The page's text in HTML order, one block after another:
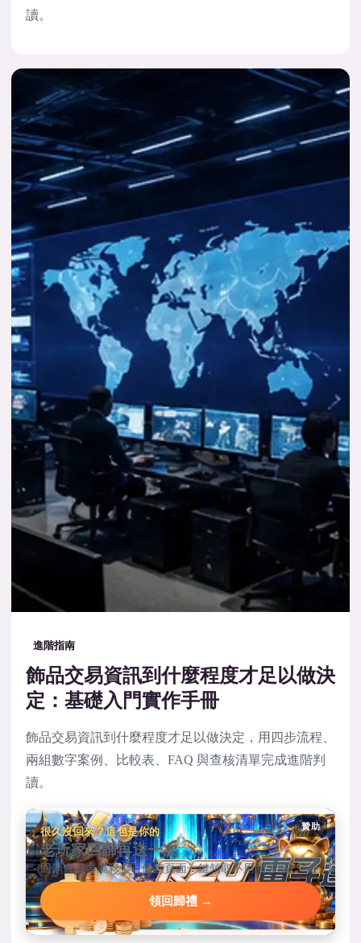
讀。
進階指南
飾品交易資訊到什麼程度才足以做決
定：基礎入門實作手冊
飾品交易資訊到什麼程度才足以做決定，用四步流程、
兩組數字案例、比較表、FAQ 與查核清單完成進階判
讀。
贊助
很久沒回來？這包是你的
老玩家回歸再送一次
回鍋會員專屬彩金，優惠頁面一鍵領取不用問客服。
領回歸禮 →